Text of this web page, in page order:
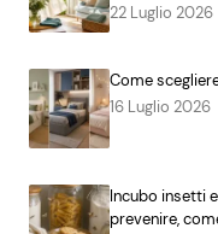
22 Luglio 2026
Come
16 Luglio 2026
Incubo insetti
prevenire,